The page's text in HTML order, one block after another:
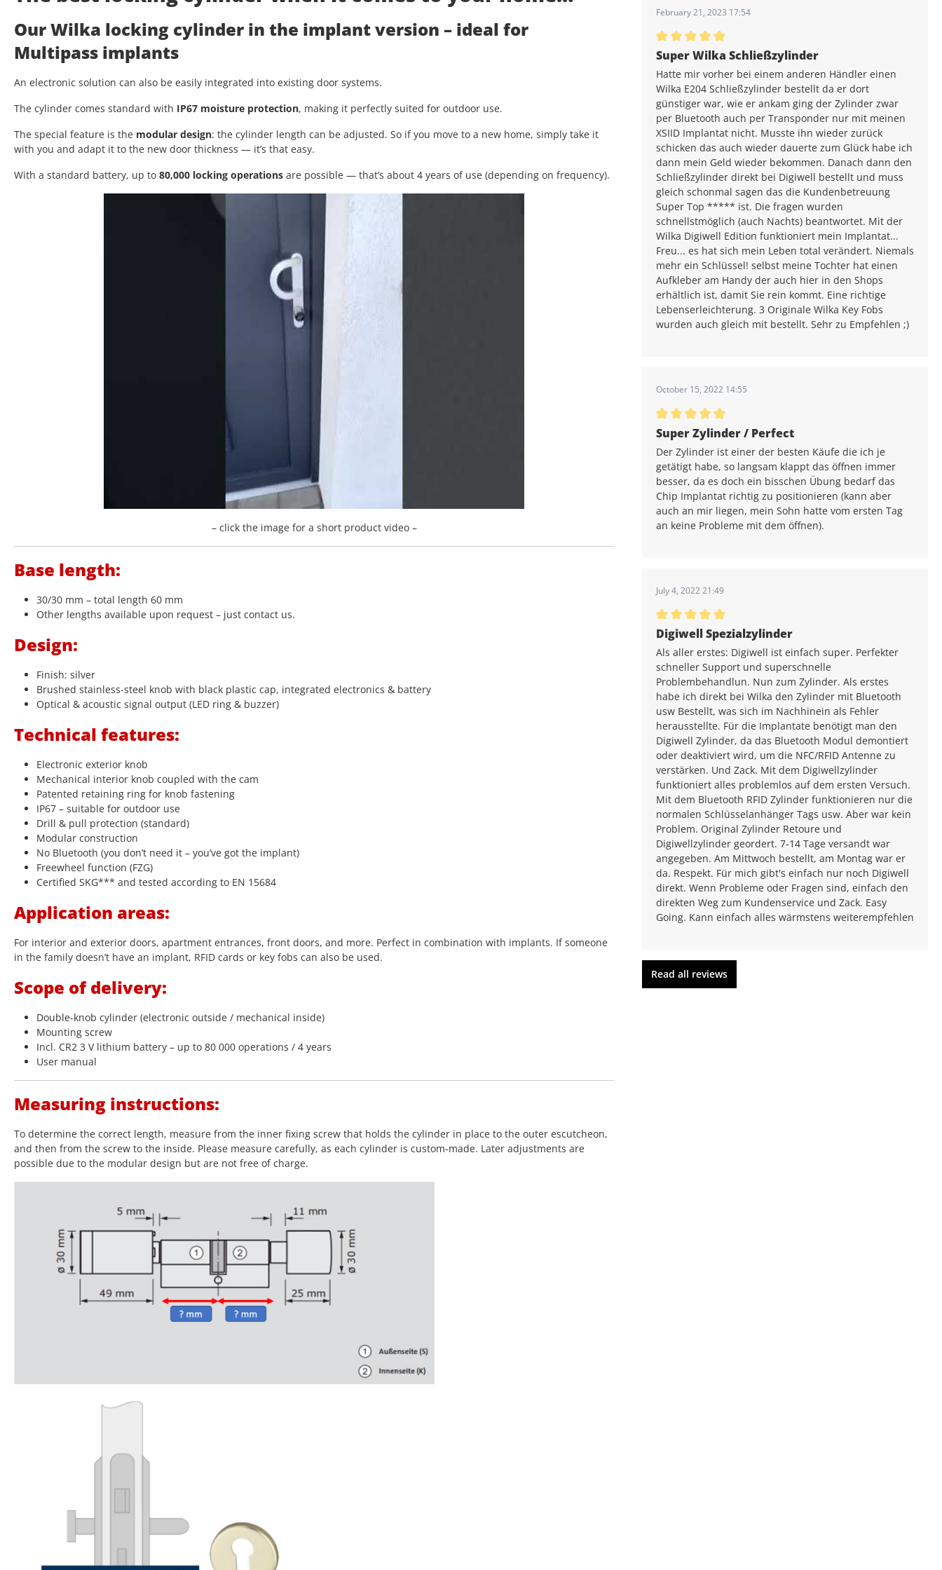
Our Wilka locking cylinder in the implant version – ideal for
Multipass implants
An electronic solution can also be easily integrated into existing door systems.
The cylinder comes standard with IP67 moisture protection, making it perfectly suited for outdoor use.
The special feature is the modular design: the cylinder length can be adjusted. So if you move to a new home, simply take it
with you and adapt it to the new door thickness — it’s that easy.
With a standard battery, up to 80,000 locking operations are possible — that’s about 4 years of use (depending on frequency).
– click the image for a short product video –
Base length:
30/30 mm – total length 60 mm
Other lengths available upon request – just contact us.
Design:
Finish: silver
Brushed stainless-steel knob with black plastic cap, integrated electronics & battery
Optical & acoustic signal output (LED ring & buzzer)
Technical features:
Electronic exterior knob
Mechanical interior knob coupled with the cam
Patented retaining ring for knob fastening
IP67 – suitable for outdoor use
Drill & pull protection (standard)
Modular construction
No Bluetooth (you don’t need it – you’ve got the implant)
Freewheel function (FZG)
Certified SKG*** and tested according to EN 15684
Application areas:
For interior and exterior doors, apartment entrances, front doors, and more. Perfect in combination with implants. If someone
in the family doesn’t have an implant, RFID cards or key fobs can also be used.
Scope of delivery:
Double-knob cylinder (electronic outside / mechanical inside)
Mounting screw
Incl. CR2 3 V lithium battery – up to 80 000 operations / 4 years
User manual
Measuring instructions:
To determine the correct length, measure from the inner fixing screw that holds the cylinder in place to the outer escutcheon,
and then from the screw to the inside. Please measure carefully, as each cylinder is custom-made. Later adjustments are
possible due to the modular design but are not free of charge.
February 21, 2023 17:54
Average rating of 5 out of 5 stars
Super Wilka Schließzylinder
Hatte mir vorher bei einem anderen Händler einen
Wilka E204 Schließzylinder bestellt da er dort
günstiger war, wie er ankam ging der Zylinder zwar
per Bluetooth auch per Transponder nur mit meinen
XSIID Implantat nicht. Musste ihn wieder zurück
schicken das auch wieder dauerte zum Glück habe ich
dann mein Geld wieder bekommen. Danach dann den
Schließzylinder direkt bei Digiwell bestellt und muss
gleich schonmal sagen das die Kundenbetreuung
Super Top ***** ist. Die fragen wurden
schnellstmöglich (auch Nachts) beantwortet. Mit der
Wilka Digiwell Edition funktioniert mein Implantat...
Freu... es hat sich mein Leben total verändert. Niemals
mehr ein Schlüssel! selbst meine Tochter hat einen
Aufkleber am Handy der auch hier in den Shops
erhältlich ist, damit Sie rein kommt. Eine richtige
Lebenserleichterung. 3 Originale Wilka Key Fobs
wurden auch gleich mit bestellt. Sehr zu Empfehlen ;)
October 15, 2022 14:55
Average rating of 5 out of 5 stars
Super Zylinder / Perfect
Der Zylinder ist einer der besten Käufe die ich je
getätigt habe, so langsam klappt das öffnen immer
besser, da es doch ein bisschen Übung bedarf das
Chip Implantat richtig zu positionieren (kann aber
auch an mir liegen, mein Sohn hatte vom ersten Tag
an keine Probleme mit dem öffnen).
July 4, 2022 21:49
Average rating of 5 out of 5 stars
Digiwell Spezialzylinder
Als aller erstes: Digiwell ist einfach super. Perfekter
schneller Support und superschnelle
Problembehandlun. Nun zum Zylinder. Als erstes
habe ich direkt bei Wilka den Zylinder mit Bluetooth
usw Bestellt, was sich im Nachhinein als Fehler
herausstellte. Für die Implantate benötigt man den
Digiwell Zylinder, da das Bluetooth Modul demontiert
oder deaktiviert wird, um die NFC/RFID Antenne zu
verstärken. Und Zack. Mit dem Digiwellzylinder
funktioniert alles problemlos auf dem ersten Versuch.
Mit dem Bluetooth RFID Zylinder funktionieren nur die
normalen Schlüsselanhänger Tags usw. Aber war kein
Problem. Original Zylinder Retoure und
Digiwellzylinder geordert. 7-14 Tage versandt war
angegeben. Am Mittwoch bestellt, am Montag war er
da. Respekt. Für mich gibt's einfach nur noch Digiwell
direkt. Wenn Probleme oder Fragen sind, einfach den
direkten Weg zum Kundenservice und Zack. Easy
Going. Kann einfach alles wärmstens weiterempfehlen
Read all reviews